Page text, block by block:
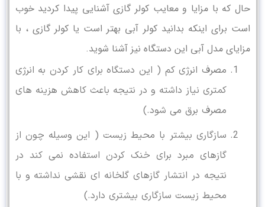
حال که با مزایا و معایب کولر گازی آشنایی پیدا کردید خوب
است برای اینکه بدانید کولر آبی بهتر است یا کولر گازی ، با
مزایای مدل آبی این دستگاه نیز آشنا شوید.
مصرف انرژی کم ( این دستگاه برای کار کردن به انرژی
کمتری نیاز داشته و در نتیجه باعث کاهش هزینه های
مصرف برق می شود.)
سازگاری بیشتر با محیط زیست ( این وسیله چون از
گازهای مبرد برای خنک کردن استفاده نمی کند در
نتیجه در انتشار گازهای گلخانه ای نقشی نداشته و با
محیط زیست سازگاری بیشتری دارد.)